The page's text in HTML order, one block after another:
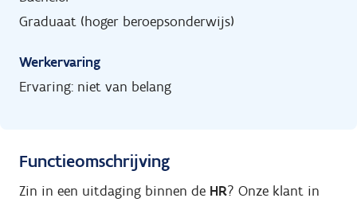
Graduaat (hoger beroepsonderwijs)
Werkervaring
Ervaring: niet van belang
Functieomschrijving
Zin in een uitdaging binnen de HR? Onze klant in